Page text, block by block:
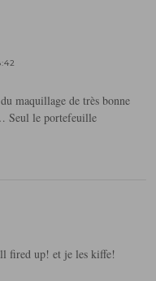
maquillage de très bonne
Seul le portefeuille
fired up! et je les kiffe!